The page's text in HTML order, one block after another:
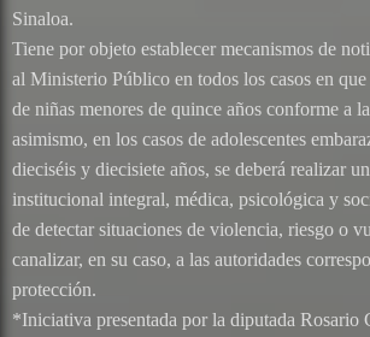
Sinaloa.
Tiene por objeto establecer mecanismos de
al Ministerio Público en todos los casos en que
de niñas menores de quince años conforme a
asimismo, en los casos de adolescentes
dieciséis y diecisiete años, se deberá realizar
institucional integral, médica, psicológica y
de detectar situaciones de violencia, riesgo o
canalizar, en su caso, a las autoridades
protección.
*Iniciativa presentada por la diputada Rosario